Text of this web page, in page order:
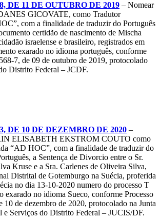
DE 11 DE OUTUBRO DE 2019 – Nomear
GICOVATE, como Tradutor
com a finalidade de traduzir do Português
certidão de nascimento de Mischa
israelense e brasileiro, registrados em
exarado no idioma português, conforme
7, de 09 de outubro de 2019, protocolado
Distrito Federal – JCDF.
DE 10 DE DEZEMBRO DE 2020 –
ELISABETH EKSTROM COUTO como
“AD HOC”, com a finalidade de traduzir do
a Sentença de Divorcio entre o Sr.
Kruse e a Sra. Carlenes de Oliveira Silva,
Distrital de Gotemburgo na Suécia, proferida
no dia 13-10-2020 numero do processo T
exarado no idioma Sueco, conforme Processo
10 de dezembro de 2020, protocolado na Junta
e Serviços do Distrito Federal – JUCIS/DF.